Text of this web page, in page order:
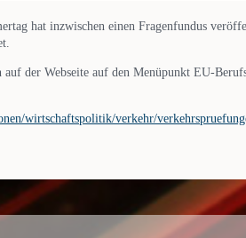
hat inzwischen einen Fragenfundus
der Webseite auf den Menüpunkt EU-
wirtschaftspolitik/verkehr/